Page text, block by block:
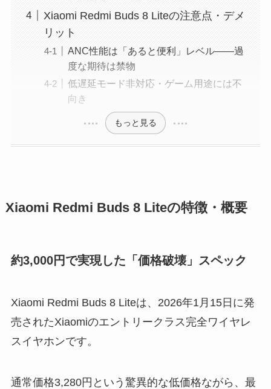
Xiaomi Redmi Buds 8 Liteの注意点・デメ
リット
ANC性能は「あると便利」レベル——過
度な期待は禁物
低遅延モード非対応・ゲーム用途には不
向き
もっと見る
Xiaomi Redmi Buds 8 Liteの特徴・概要
約3,000円で実現した「価格破壊」スペック
Xiaomi Redmi Buds 8 Liteは、2026年1月15日に発
売されたXiaomiのエントリークラス完全ワイヤレ
スイヤホンです。
通常価格3,280円という驚異的な低価格ながら、最